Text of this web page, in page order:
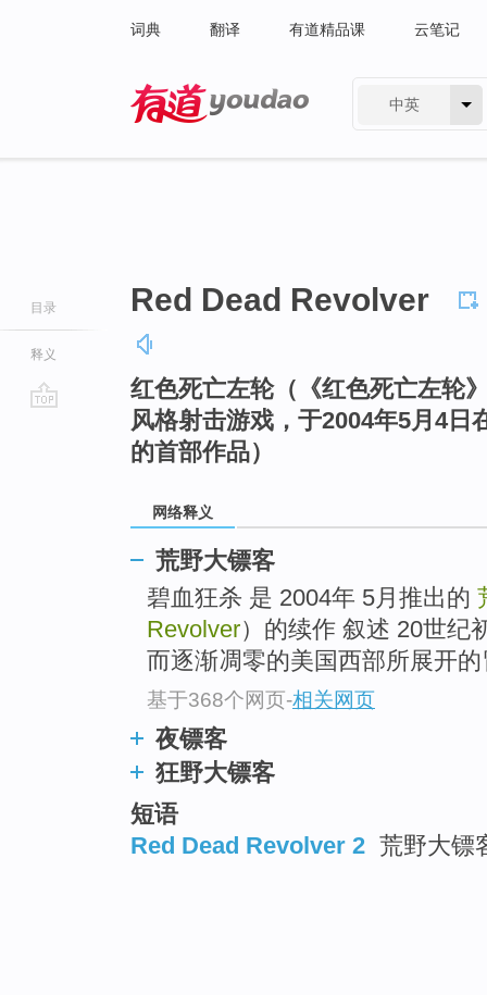
词典 翻译 有道精品课 云笔记
中英
目录
释义
Red Dead Revolver
红色死亡左轮（《红色死亡左轮
风格射击游戏，于2004年5月4日
的首部作品）
网络释义
荒野大镖客
碧血狂杀 是 2004年 5月推出的
Revolver）的续作 叙述 20世纪
而逐渐凋零的美国西部所展开
基于368个网页-相关网页
夜镖客
狂野大镖客
短语
Red Dead Revolver 2 荒野大镖